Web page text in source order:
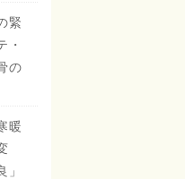
緊
・
の
暖
」